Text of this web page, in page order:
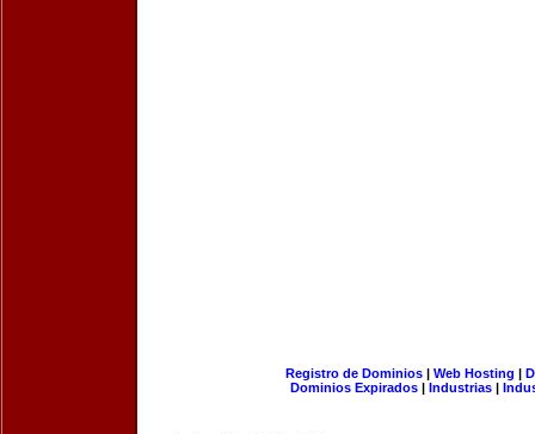
Registro de Dominios| Web Hosting |
Dominios Expirados | Industrias |